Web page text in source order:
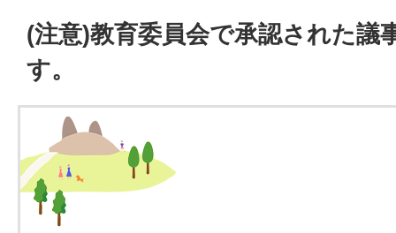
(注意)教育委員会で承認された議
す。